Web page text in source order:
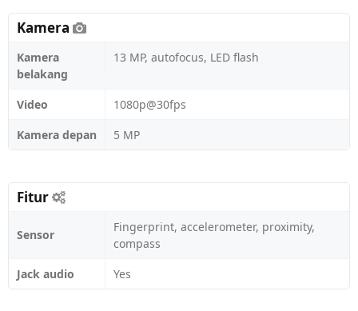
Kamera
Kamera
belakang
13 MP, autofocus, LED flash
Video
1080p@30fps
Kamera depan
5 MP
Fitur
Sensor
Fingerprint, accelerometer, proximity,
compass
Jack audio
Yes